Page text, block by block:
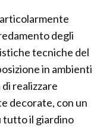
degli
tecniche del
in ambienti
realizzare
decorate, con un
tutto il giardino